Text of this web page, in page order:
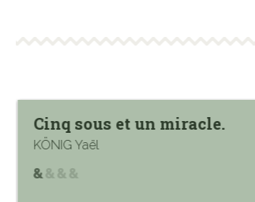
Cinq sous et un miracle.
KÖNIG Yaël